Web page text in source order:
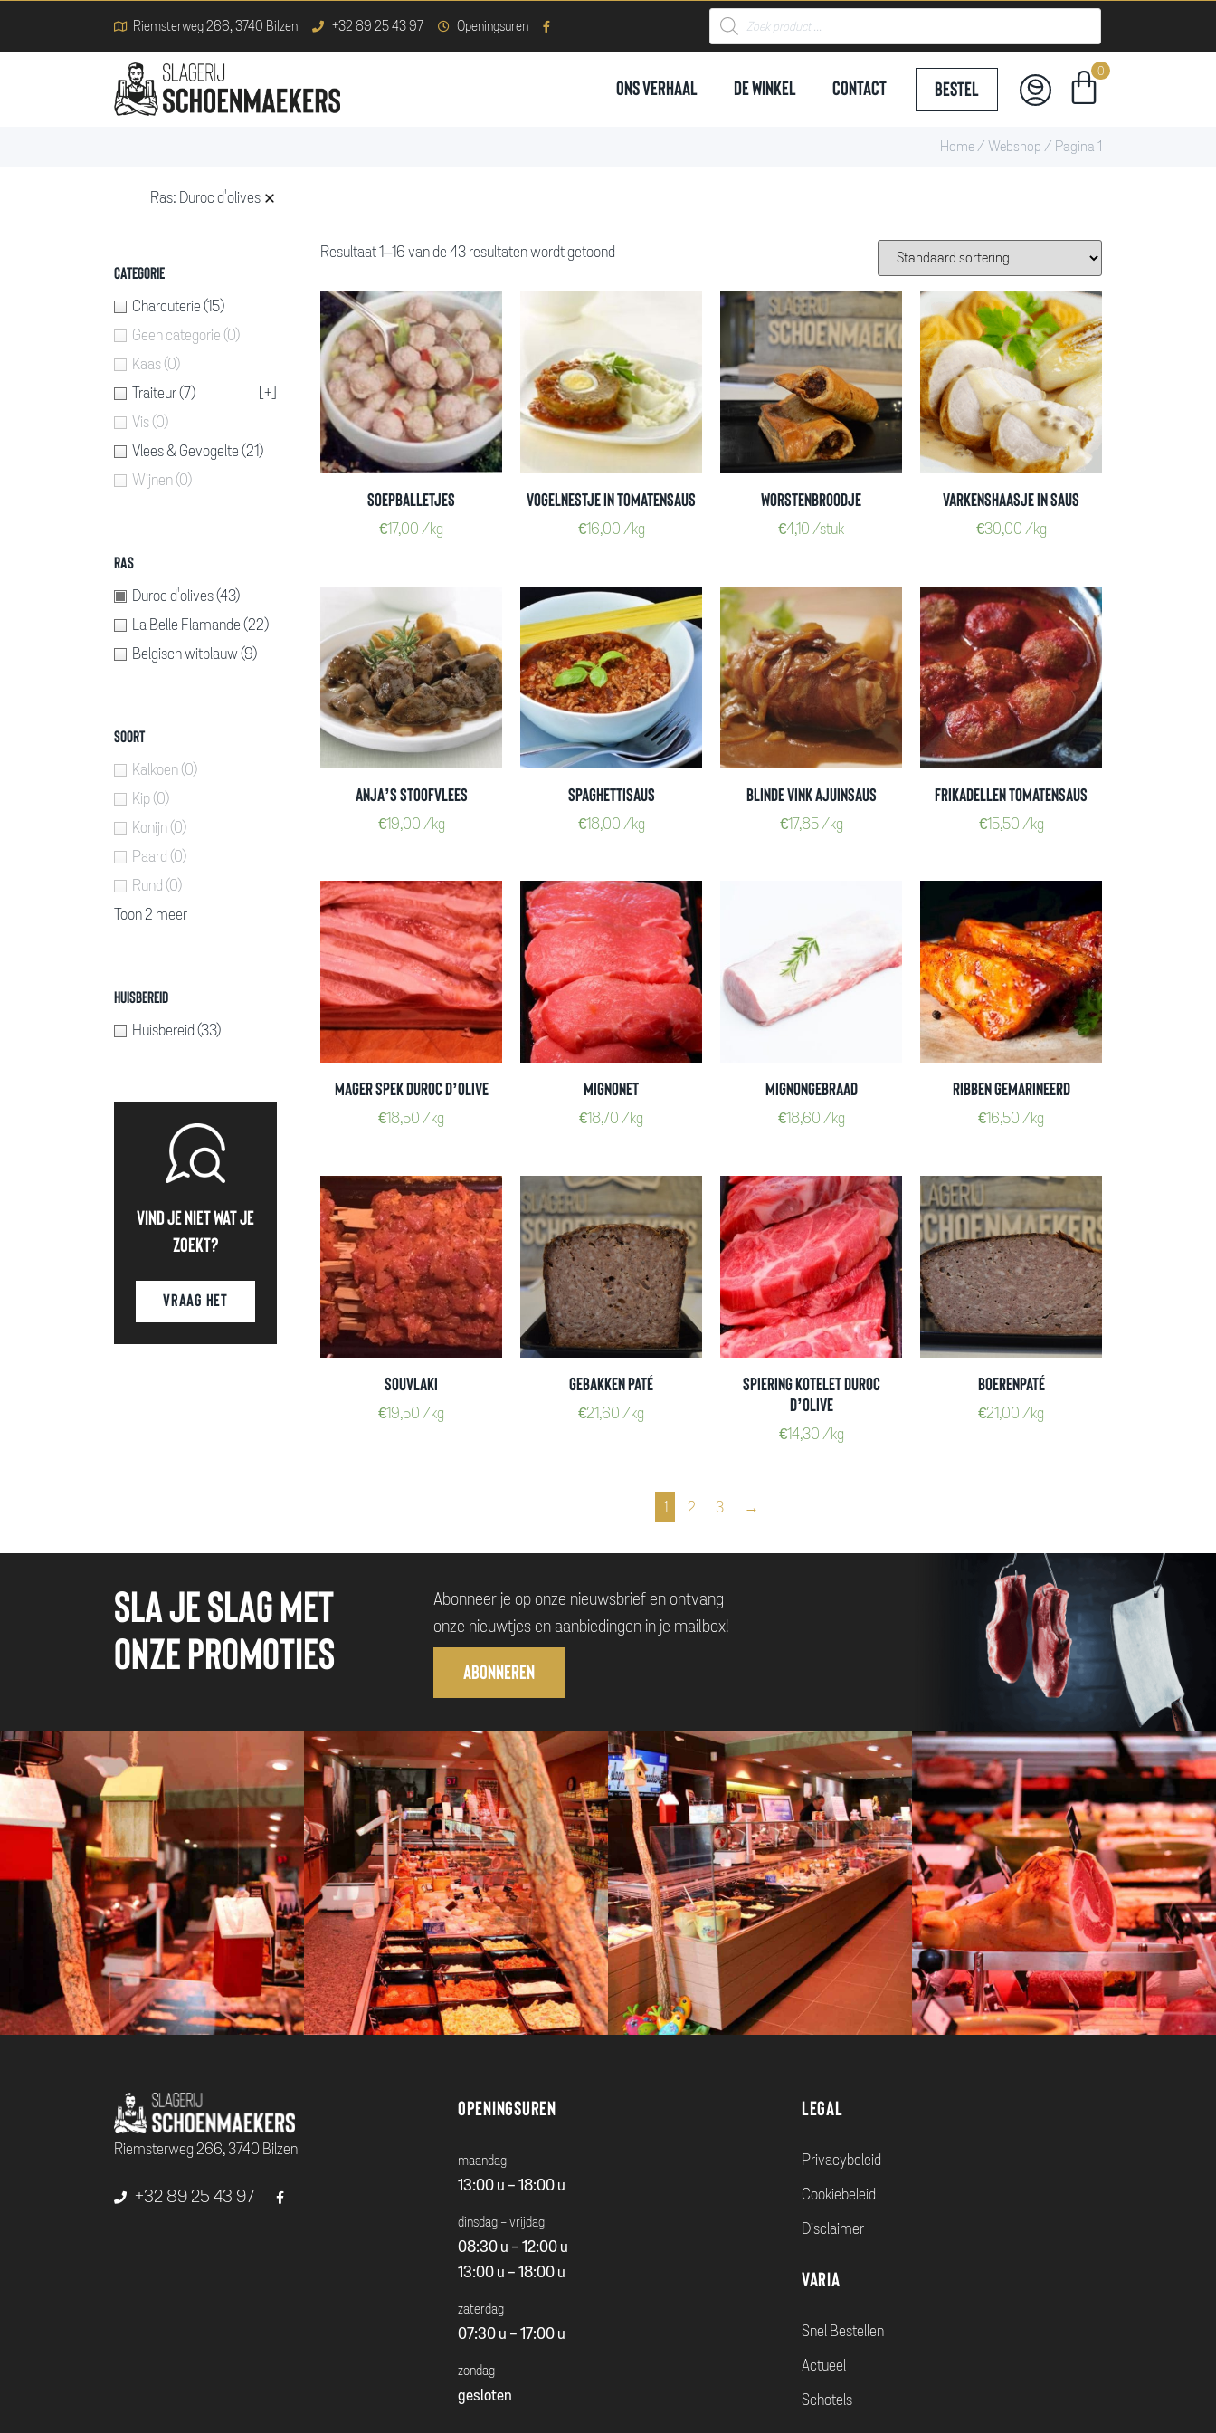
Riemsterweg 266, 3740 Bilzen +32 89 25 43 97 Openingsuren
Ons Verhaal De Winkel Contact Bestel
Home/ Webshop / Pagina 1
Ras: Duroc d'olives
Categorie
Charcuterie(15)
Geen categorie (0)
Kaas(0)
Traiteur(7)
[+]
Vis(0)
Vlees & Gevogelte(21)
Wijnen(0)
Ras
Duroc d'olives(43)
La Belle Flamande(22)
Belgisch witblauw(9)
Soort
Kalkoen(0)
Kip(0)
Konijn(0)
Paard (0)
Rund (0)
Toon 2 meer
Huisbereid
Huisbereid(33)
Vind je niet wat je
zoekt?
Vraag Het
Resultaat 1–16 van de 43 resultaten wordt getoond
Soepballetjes
€17,00/kg
Vogelnestje in tomatensaus
€16,00/kg
Worstenbroodje
€4,10/stuk
Varkenshaasje in saus
€30,00/kg
Anja’s stoofvlees
€19,00/kg
Spaghettisaus
€18,00/kg
Blinde Vink Ajuinsaus
€17,85/kg
Frikadellen Tomatensaus
€15,50/kg
Mager spek Duroc D’Olive
€18,50/kg
Mignonet
€18,70/kg
Mignongebraad
€18,60/kg
Ribben gemarineerd
€16,50/kg
Souvlaki
€19,50/kg
Gebakken paté
€21,60/kg
Spiering kotelet Duroc
D’Olive
€14,30/kg
Boerenpaté
€21,00/kg
1 2 3 →
Sla je slag met
onze promoties
Abonneer je op onze nieuwsbrief en ontvang
onze nieuwtjes en aanbiedingen in je mailbox!
Abonneren
Riemsterweg 266, 3740 Bilzen
+32 89 25 43 97
Openingsuren
maandag
13:00 u - 18:00 u
dinsdag - vrijdag
08:30 u - 12:00 u
13:00 u - 18:00 u
zaterdag
07:30 u - 17:00 u
zondag
gesloten
Legal
Privacybeleid
Cookiebeleid
Disclaimer
Varia
Snel Bestellen
Actueel
Schotels